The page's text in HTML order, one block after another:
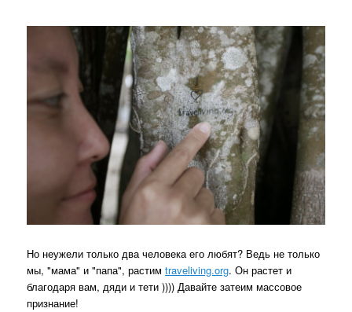
Но неужели только два человека его любят? Ведь не только
мы, "мама" и "папа", растимtraveliving.org. Он растет и
благодаря вам, дяди и тети )))) Давайте затеим массовое
признание!